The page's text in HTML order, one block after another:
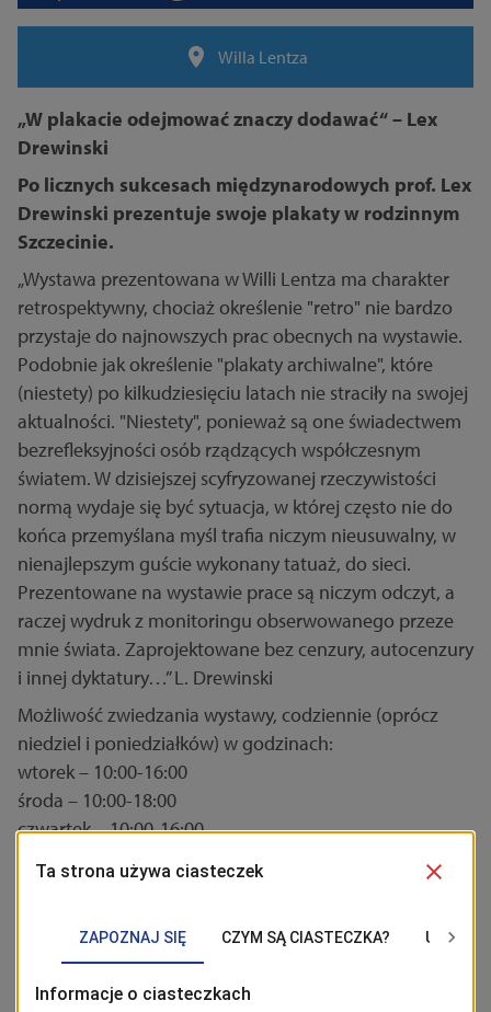
Willa Lentza
„W plakacie odejmować znaczy dodawać“ – Lex
Drewinski
Po licznych sukcesach międzynarodowych prof. Lex
Drewinski prezentuje swoje plakaty w rodzinnym
Szczecinie.
„Wystawa prezentowana w Willi Lentza ma charakter
retrospektywny, chociaż określenie "retro" nie bardzo
przystaje do najnowszych prac obecnych na wystawie.
Podobnie jak określenie "plakaty archiwalne", które
(niestety) po kilkudziesięciu latach nie straciły na swojej
aktualności. "Niestety", ponieważ są one świadectwem
bezrefleksyjności osób rządzących współczesnym
światem. W dzisiejszej scyfryzowanej rzeczywistości
normą wydaje się być sytuacja, w której często nie do
końca przemyślana myśl trafia niczym nieusuwalny, w
nienajlepszym guście wykonany tatuaż, do sieci.
Prezentowane na wystawie prace są niczym odczyt, a
raczej wydruk z monitoringu obserwowanego przeze
mnie świata. Zaprojektowane bez cenzury, autocenzury
i innej dyktatury…” L. Drewinski
Możliwość zwiedzania wystawy, codziennie (oprócz
niedziel i poniedziałków) w godzinach:
wtorek – 10:00-16:00
środa – 10:00-18:00
czwartek – 10:00-16:00
sobota – 10:00-16:00
Więcej informacji>>>>